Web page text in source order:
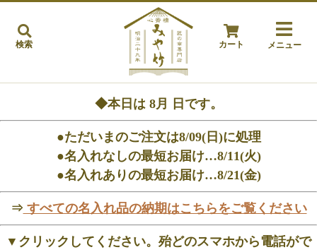
検索 カート メニュー
◆本日は 8月 日です。
●ただいまのご注文は8/09(日)に処理
●名入れなしの最短お届け…8/11(火)
●名入れありの最短お届け…8/21(金)
⇒すべての名入れ品の納期はこちらをご覧ください
▼クリックしてください。殆どのスマホから電話がで